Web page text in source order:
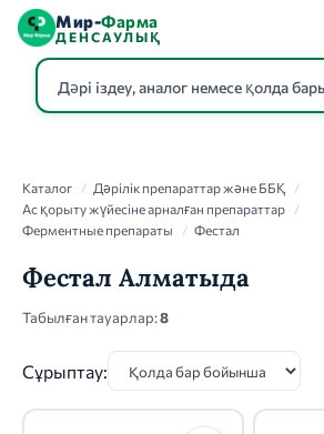
Мир-Фарма
ДЕНСАУЛЫҚ
Каталог / Дәрілік препараттар және ББҚ
/
Ас қорыту жүйесіне арналған препараттар
/
Ферментные препараты
/ Фестал
Фестал Алматыда
Табылған тауарлар:8
Сұрыптау: